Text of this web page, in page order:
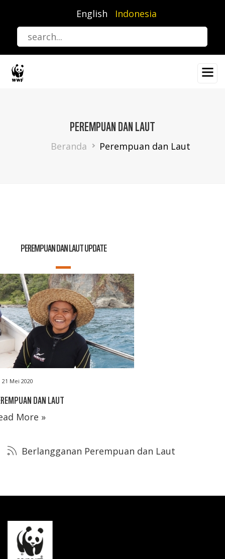
utama
English Indonesia
PEREMPUAN DAN LAUT
Breadcrumb
Beranda Perempuan dan Laut
PEREMPUAN DAN LAUT UPDATE
21 Mei 2020
DAN LAUT
More »
Berlangganan Perempuan dan Laut